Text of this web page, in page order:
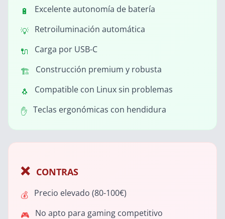
🔋
Excelente autonomía de batería
💡 Retroiluminación automática
🔌
Carga por USB-C
🏗️
Construcción premium y robusta
🐧
Compatible con Linux sin problemas
✋ Teclas ergonómicas con hendidura
❌ CONTRAS
💰 Precio elevado (80-100€)
🎮 No apto para gaming competitivo